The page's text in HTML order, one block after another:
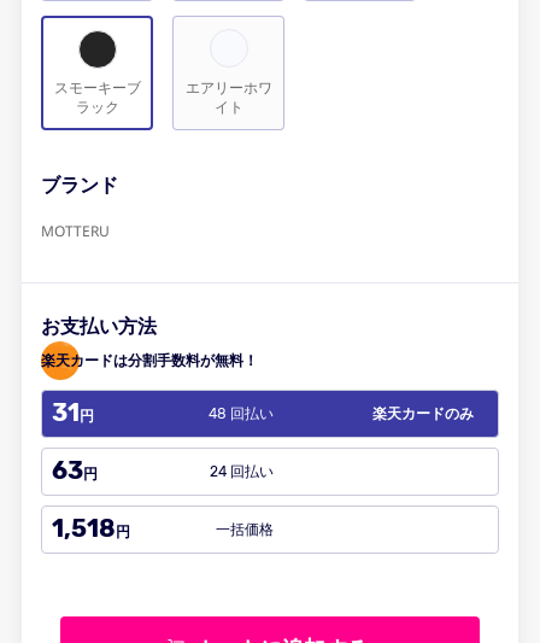
スモーキーブ
ラック
エアリーホワ
イト
ブランド
MOTTERU
お支払い方法
楽天カードは分割手数料が無料！
31円 48 回払い 楽天カードのみ
63円 24 回払い
1,518円 一括価格